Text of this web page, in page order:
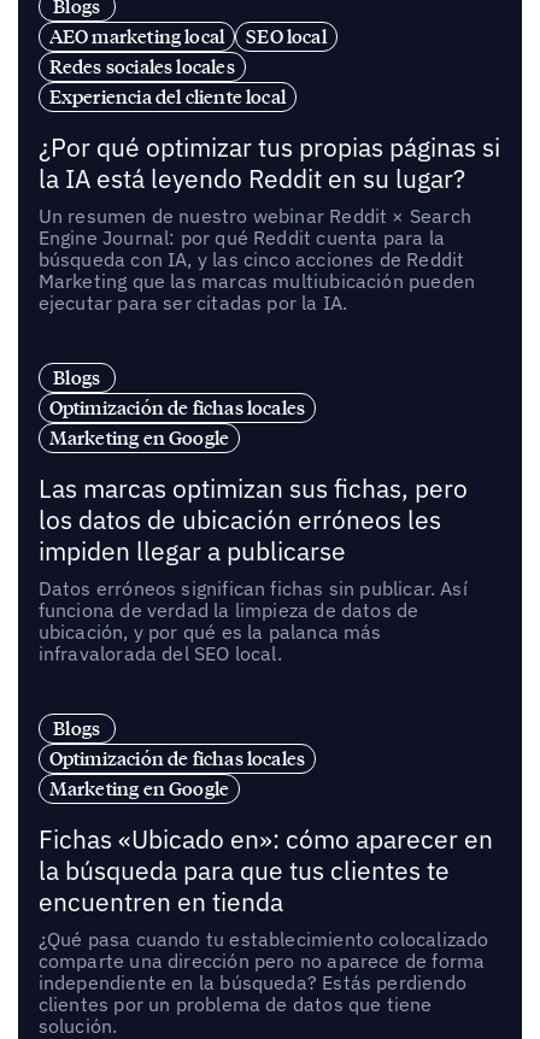
Blogs
AEO marketing local
SEO local
Redes sociales locales
Experiencia del cliente local
¿Por qué optimizar tus propias páginas si
la IA está leyendo Reddit en su lugar?
Un resumen de nuestro webinar Reddit × Search
Engine Journal: por qué Reddit cuenta para la
búsqueda con IA, y las cinco acciones de Reddit
Marketing que las marcas multiubicación pueden
ejecutar para ser citadas por la IA.
Blogs
Optimización de fichas locales
Marketing en Google
Las marcas optimizan sus fichas, pero
los datos de ubicación erróneos les
impiden llegar a publicarse
Datos erróneos significan fichas sin publicar. Así
funciona de verdad la limpieza de datos de
ubicación, y por qué es la palanca más
infravalorada del SEO local.
Blogs
Optimización de fichas locales
Marketing en Google
Fichas «Ubicado en»: cómo aparecer en
la búsqueda para que tus clientes te
encuentren en tienda
¿Qué pasa cuando tu establecimiento colocalizado
comparte una dirección pero no aparece de forma
independiente en la búsqueda? Estás perdiendo
clientes por un problema de datos que tiene
solución.